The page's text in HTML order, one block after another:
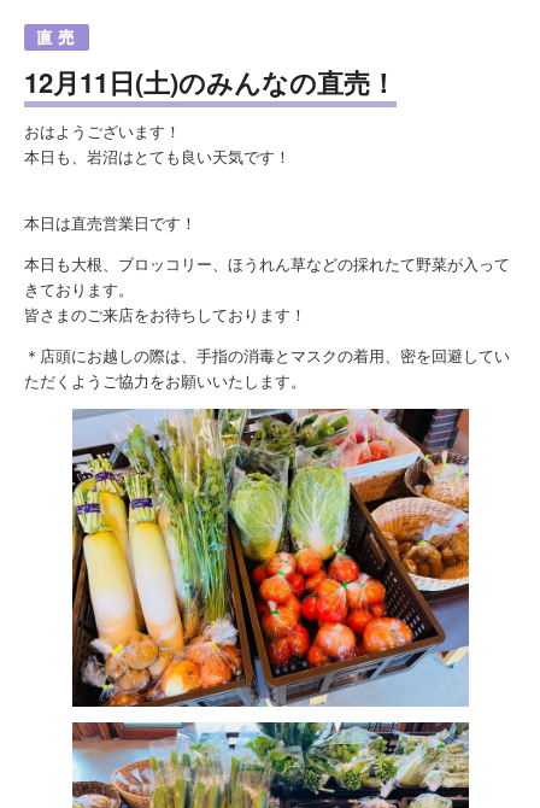
12月11日(土)のみんなの直売！
おはようございます！
本日も、岩沼はとても良い天気です！
本日は直売営業日です！
本日も大根、ブロッコリー、ほうれん草などの採れたて野菜が入って
きております。
皆さまのご来店をお待ちしております！
＊店頭にお越しの際は、手指の消毒とマスクの着用、密を回避してい
ただくようご協力をお願いいたします。